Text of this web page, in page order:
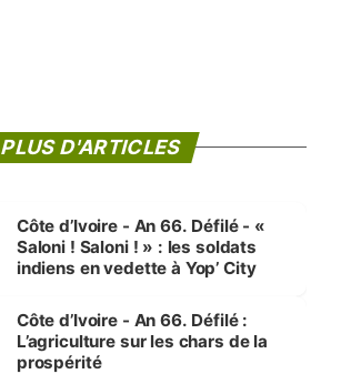
PLUS D'ARTICLES
Côte d’Ivoire - An 66. Défilé - «
Saloni ! Saloni ! » : les soldats
indiens en vedette à Yop’ City
Côte d’Ivoire - An 66. Défilé :
L’agriculture sur les chars de la
prospérité